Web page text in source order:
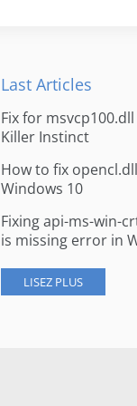
Last Articles
Fix for
Killer Instinct
How to fix
Windows 10
Fixing api-ms-win-
is missing error in
LISEZ PLUS